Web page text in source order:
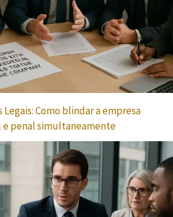
Legais: Como blindar a empresa
e penal simultaneamente